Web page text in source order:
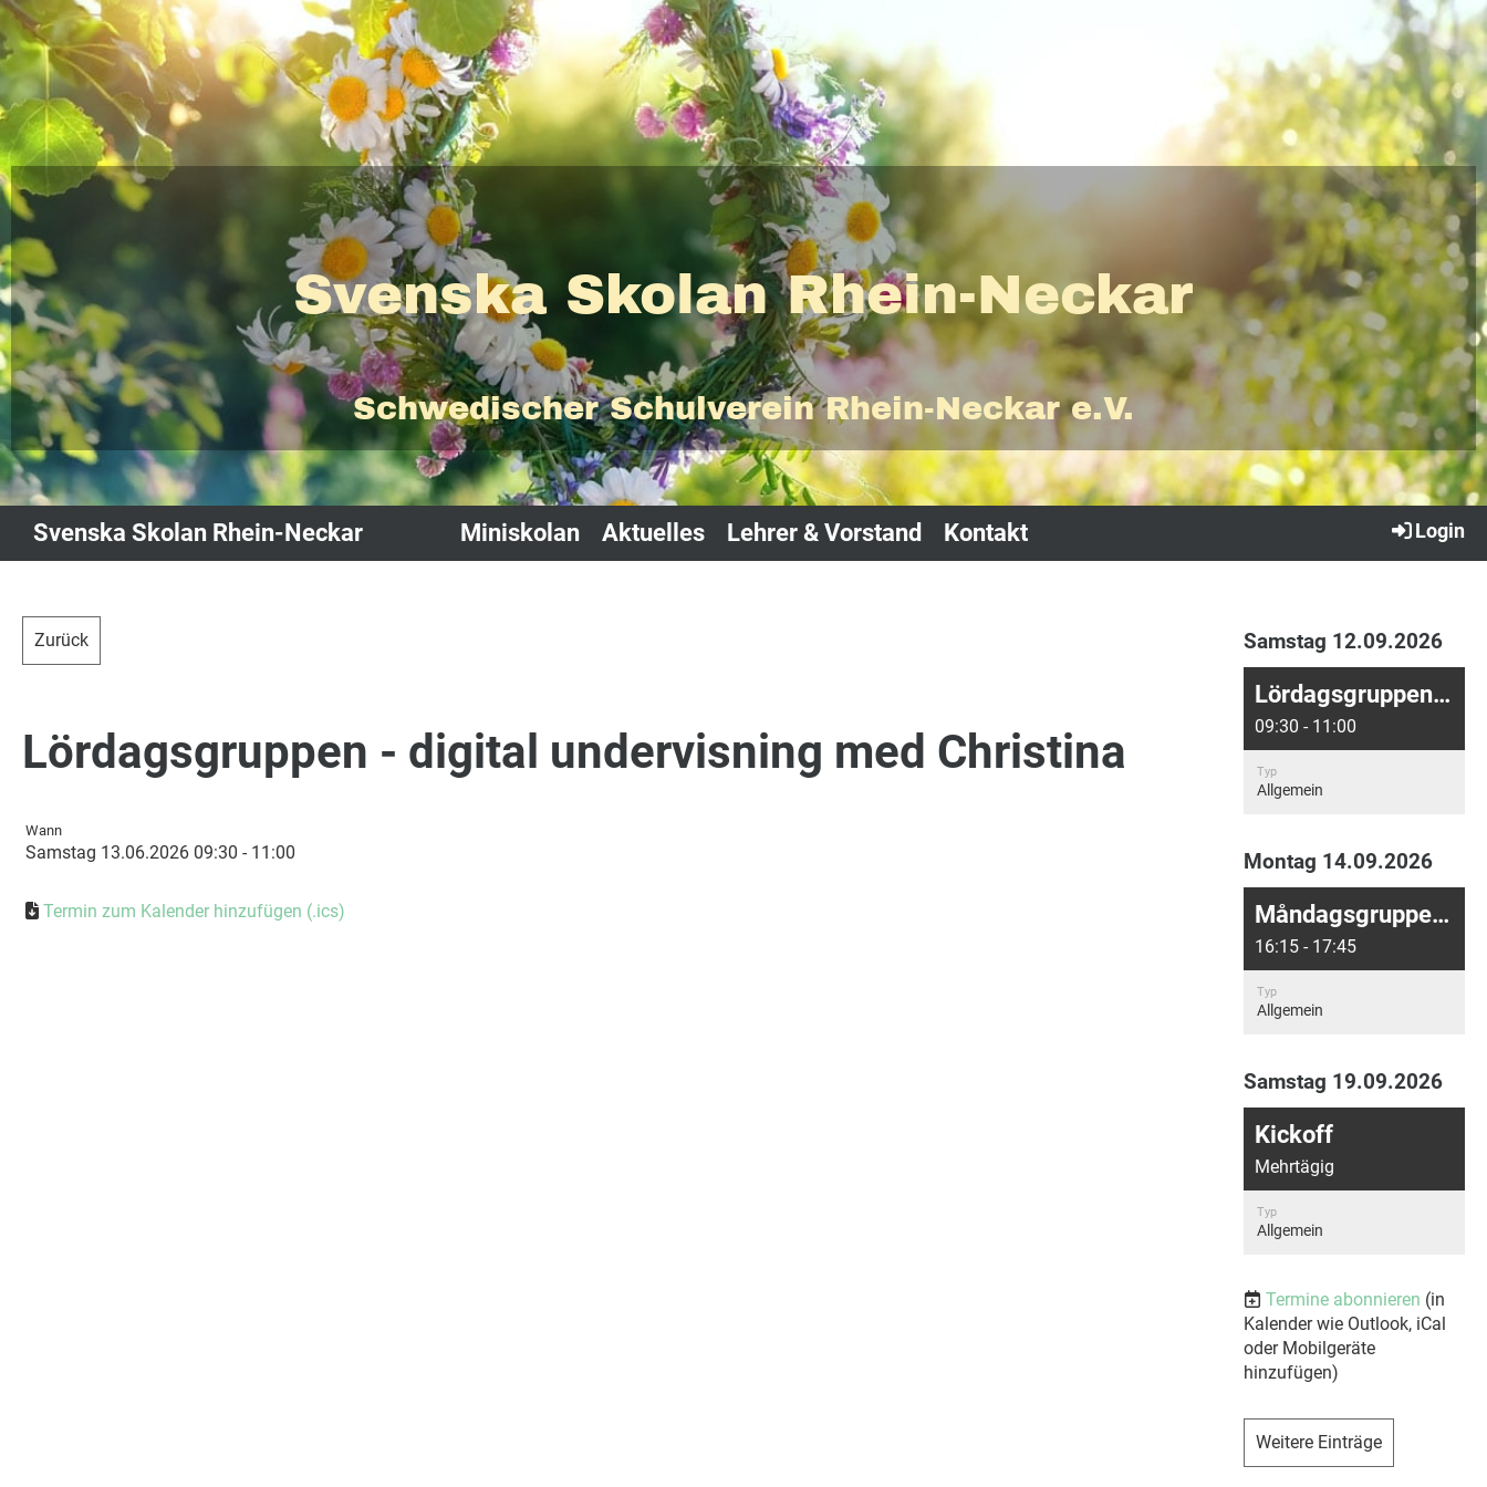
Svenska Skolan Rhein-Neckar
Schwedischer Schulverein Rhein-Neckar e.V.
Svenska Skolan Rhein-Neckar Miniskolan Aktuelles Lehrer & Vorstand Kontakt Login
Zurück
Lördagsgruppen - digital undervisning med Christina
Wann
Samstag 13.06.2026 09:30 - 11:00
Termin zum Kalender hinzufügen (.ics)
Samstag 12.09.2026
Lördagsgruppen: Digital undervisning
09:30 - 11:00
Typ
Allgemein
Montag 14.09.2026
Måndagsgruppen: Närundervisning på IGH
16:15 - 17:45
Typ
Allgemein
Samstag 19.09.2026
Kickoff
Mehrtägig
Typ
Allgemein
Termine abonnieren (in
Kalender wie Outlook, iCal
oder Mobilgeräte
hinzufügen)
Weitere Einträge